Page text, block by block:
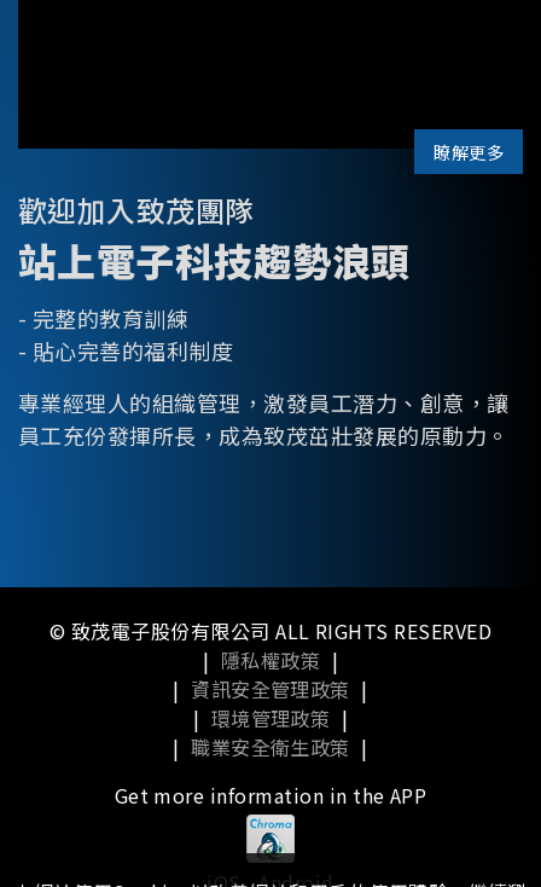
瞭解更多
歡迎加入致茂團隊
站上電子科技趨勢浪頭
- 完整的教育訓練
- 貼心完善的福利制度
專業經理人的組織管理，激發員工潛力、創意，讓
員工充份發揮所長，成為致茂茁壯發展的原動力。
© 致茂電子股份有限公司 ALL RIGHTS RESERVED
| 隱私權政策 |
| 資訊安全管理政策 |
| 環境管理政策 |
| 職業安全衛生政策 |
Get more information in the APP